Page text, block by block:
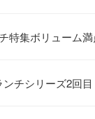
特集ボリューム
チシリーズ2回